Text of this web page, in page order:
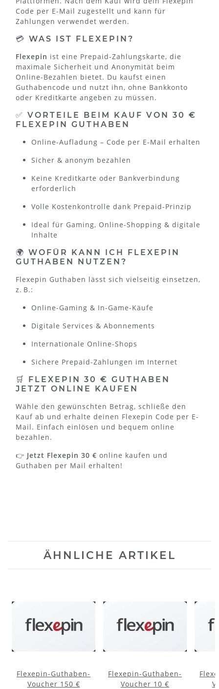
Code per E-Mail zugestellt und kann für
Zahlungen verwendet werden.
💳 WAS IST FLEXEPIN?
Flexepin ist eine Prepaid-Zahlungskarte, die
maximale Sicherheit und Anonymität beim
Online-Bezahlen bietet. Du kaufst einen
Guthabencode und nutzt ihn, ohne Bankkonto
oder Kreditkarte angeben zu müssen.
✅ VORTEILE BEIM KAUF VON 30 €
FLEXEPIN GUTHABEN
Online-Aufladung – Code per E-Mail erhalten
Sicher & anonym bezahlen
Keine Kreditkarte oder Bankverbindung
erforderlich
Volle Kostenkontrolle dank Prepaid-Prinzip
Ideal für Gaming, Online-Shopping & digitale
Inhalte
🌍 WOFÜR KANN ICH FLEXEPIN
GUTHABEN NUTZEN?
Flexepin Guthaben lässt sich vielseitig einsetzen,
z. B.:
Online-Gaming & In-Game-Käufe
Digitale Services & Abonnements
Internationale Online-Shops
Sichere Prepaid-Zahlungen im Internet
🛒 FLEXEPIN 30 € GUTHABEN
JETZT ONLINE KAUFEN
Wähle den gewünschten Betrag, schließe den
Kauf ab und erhalte deinen Flexepin Code per E-
Mail. Einfach einlösen und bequem online
bezahlen.
👉 Jetzt Flexepin 30 € online kaufen und
Guthaben per Mail erhalten!
ÄHNLICHE ARTIKEL
Flexepin-Guthaben-
Voucher 150 €
Flexepin-Guthaben-
Voucher 10 €